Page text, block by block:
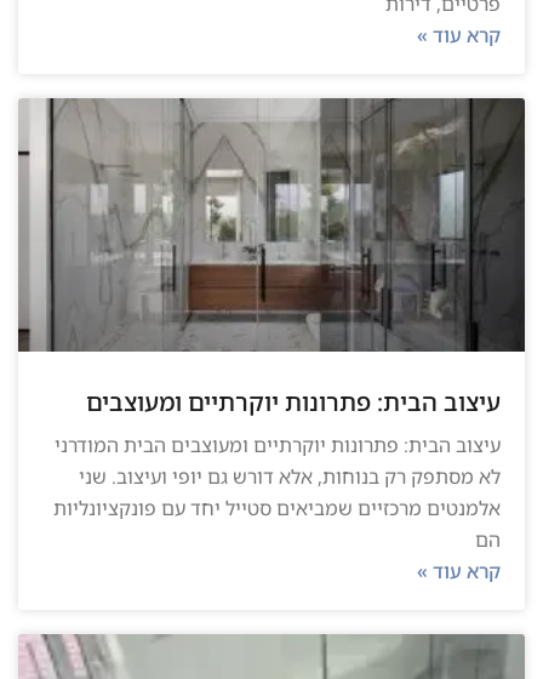
קרא עוד »
עיצוב הבית: פתרונות יוקרתיים ומעוצבים
עיצוב הבית: פתרונות יוקרתיים ומעוצבים הבית המודרני
לא מסתפק רק בנוחות, אלא דורש גם יופי ועיצוב. שני
אלמנטים מרכזיים שמביאים סטייל יחד עם פונקציונליות
הם
קרא עוד »